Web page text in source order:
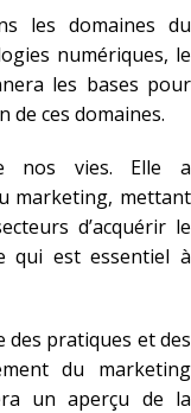
les domaines du
numériques, le
les bases pour
de ces domaines.
nos vies. Elle a
marketing, mettant
d’acquérir le
qui est essentiel à
des pratiques et des
du marketing
un aperçu de la